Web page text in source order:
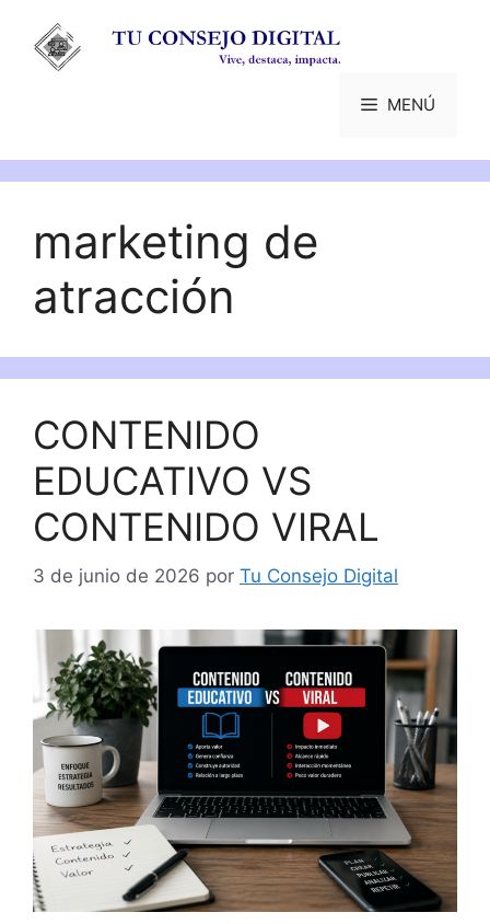
contenido
MENÚ
marketing de
atracción
CONTENIDO
EDUCATIVO VS
CONTENIDO VIRAL
3 de junio de 2026 por Tu Consejo Digital